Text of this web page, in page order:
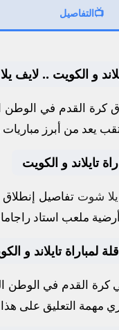
📺التفاصيل
و الكويت .. لايف
كرة القدم في الوطن
يعد من أبرز
تايلاند و الكويت
يلا شوت تفاصيل إنطلاق
ملعب استاد
لمباراة تايلاند و
القدم في الوطن
مهمة التعليق على